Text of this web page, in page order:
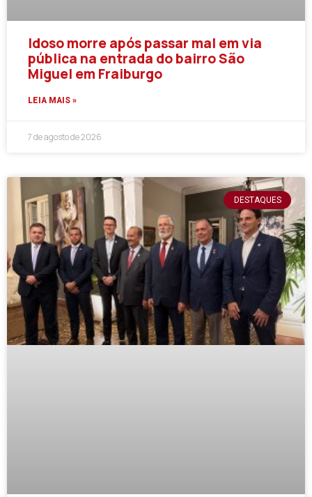
Idoso morre após passar mal em via
pública na entrada do bairro São
Miguel em Fraiburgo
LEIA MAIS »
7 de agosto de 2026
DESTAQUES